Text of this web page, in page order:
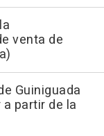
venta de
Guiniguada
partir de la